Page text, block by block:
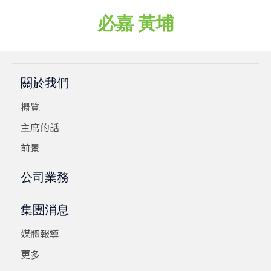
必嘉 黃埔
關於我們
概覽
主席的話
前景
公司業務
集團消息
媒體報導
更多